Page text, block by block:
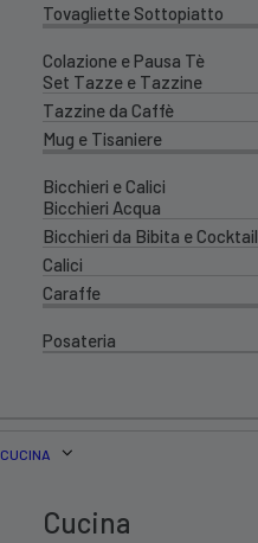
Tovagliette Sottopiatto
Colazione e Pausa Tè
Set Tazze e Tazzine
Tazzine da Caffè
Mug e Tisaniere
Bicchieri e Calici
Bicchieri Acqua
Bicchieri da Bibita e Cocktail
Calici
Caraffe
Posateria
CUCINA
Cucina